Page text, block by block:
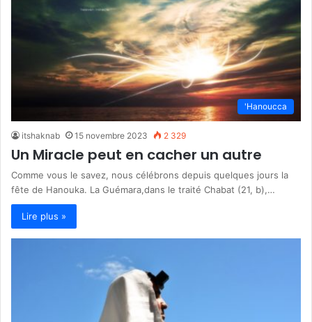
'Hanoucca
itshaknab 15 novembre 2023 2 329
Un Miracle peut en cacher un autre
Comme vous le savez, nous célébrons depuis quelques jours la
fête de Hanouka. La Guémara,dans le traité Chabat (21, b),…
Lire plus »